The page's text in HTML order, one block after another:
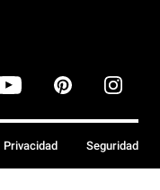
Privacidad Seguridad